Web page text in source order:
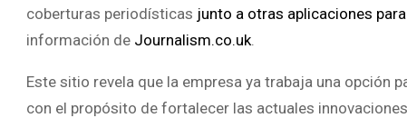
coberturas periodísticas junto a otras aplicaciones
información de Journalism.co.uk
Este sitio revela que la empresa ya trabaja una opción
con el propósito de fortalecer las actuales innovaciones.